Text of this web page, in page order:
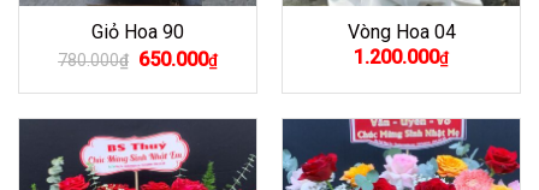
Giỏ Hoa 90
780.000₫ Giá
là:
780.000₫.
650.000₫Giá
hiện
tại
là:
Vòng Hoa 04
1.200.000₫